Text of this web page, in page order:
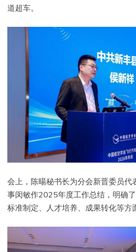
道超车。
会上，陈暘秘书长为分会新晋委员代
事闵敏作2025年度工作总结，明确
标准制定、人才培养、成果转化等方